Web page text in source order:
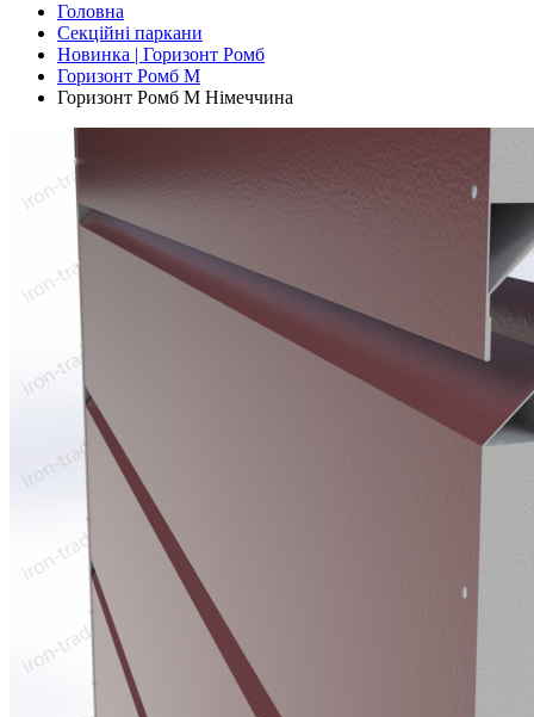
Головна
Секційні паркани
Новинка | Горизонт Ромб
Горизонт Ромб M
Горизонт Ромб M Німеччина